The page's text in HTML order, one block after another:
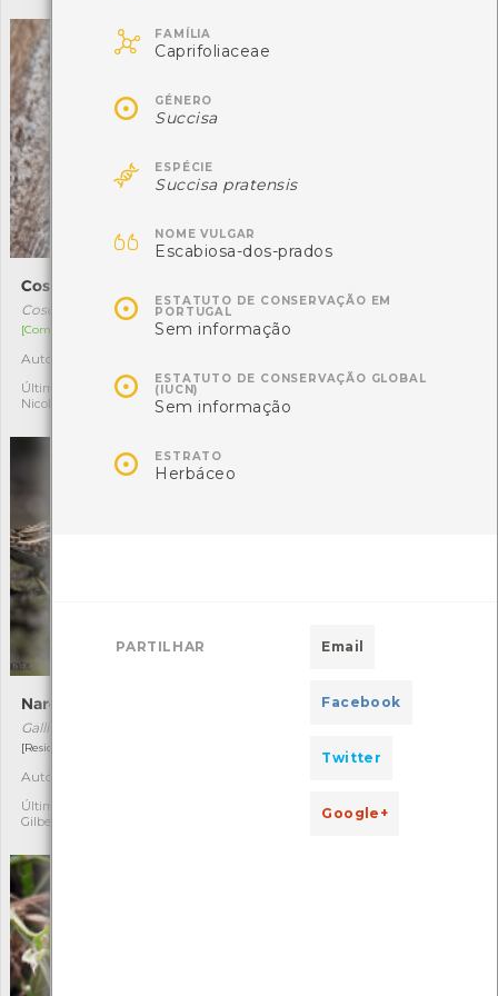
Coscinia cribraria
Coscinia cribraria
[Comum]
Autóctone
Última observação por:
Nicole Viana
Oedemera nobilis
[Comum]
Última observação por:
Nicole Viana
Narceja-comum
Gallinago gallinago
[Residente com distribuição residual]
Autóctone
Última observação por:
Gilberto Pereira
Escabiosa-dos-prados
Última observação por:
Mónica Rocha
 FAMÍLIA
Caprifoliaceae
 GÉNERO
Succisa
 ESPÉCIE
Succisa pratensis
 NOME VULGAR
Escabiosa-dos-prados
 ESTATUTO DE CONSERVAÇÃO EM
PORTUGAL
Sem informação
 ESTATUTO DE CONSERVAÇÃO GLOBAL
(IUCN)
Sem informação
 ESTRATO
Herbáceo
PARTILHAR Email
Facebook
Twitter
Google+